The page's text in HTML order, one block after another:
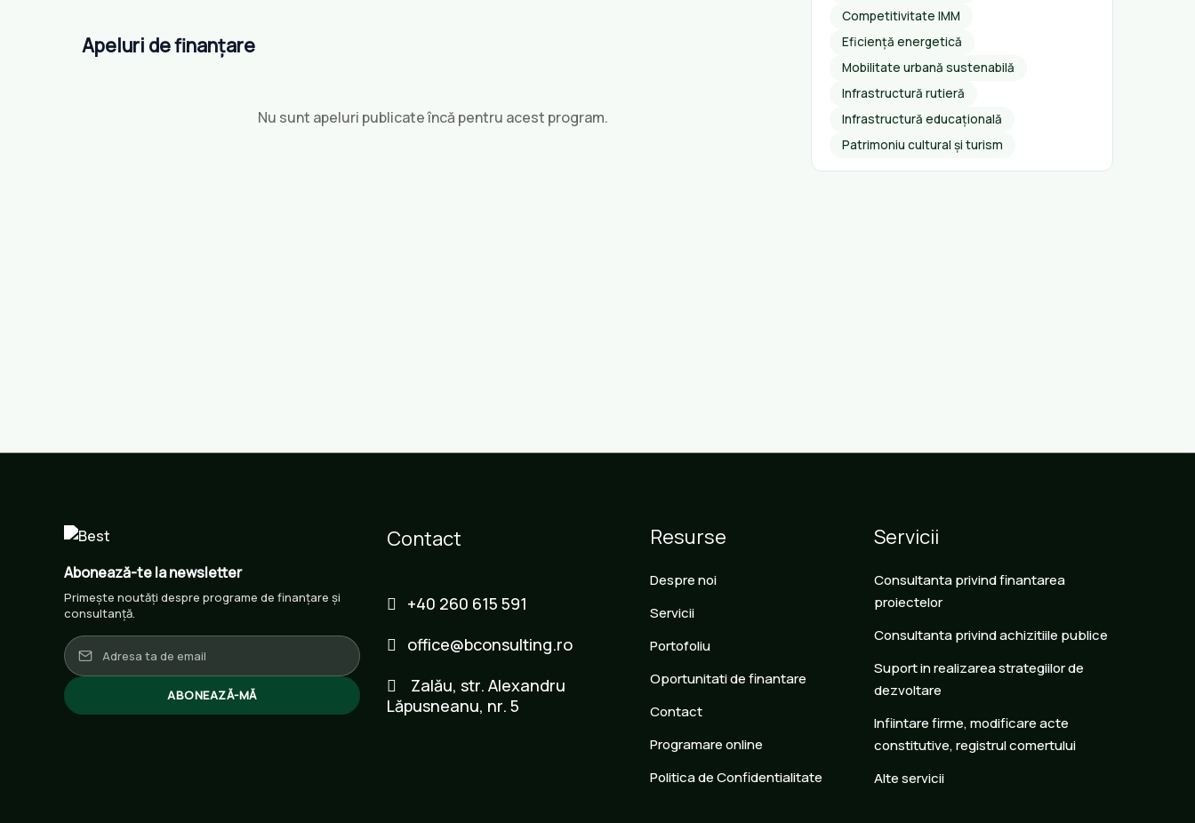
Apeluri de finanțare
Nu sunt apeluri publicate încă pentru acest program.
Competitivitate IMM
Eficiență energetică
Mobilitate urbană sustenabilă
Infrastructură rutieră
Infrastructură educațională
Patrimoniu cultural și turism
Abonează-te la newsletter
Primește noutăți despre programe de finanțare și
consultanță.
ABONEAZĂ-MĂ
Contact
+40 260 615 591
office@bconsulting.ro
Zalău, str. Alexandru
Lăpusneanu, nr. 5
Resurse
Despre noi
Servicii
Portofoliu
Oportunitati de finantare
Contact
Programare online
Politica de Confidentialitate
Servicii
Consultanta privind finantarea
proiectelor
Consultanta privind achizitiile publice
Suport in realizarea strategiilor de
dezvoltare
Infiintare firme, modificare acte
constitutive, registrul comertului
Alte servicii